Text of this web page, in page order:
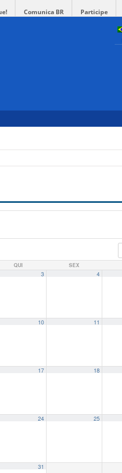
Comunica BR Participe
QUI SEX
3 4
10 11
17 18
24 25
31